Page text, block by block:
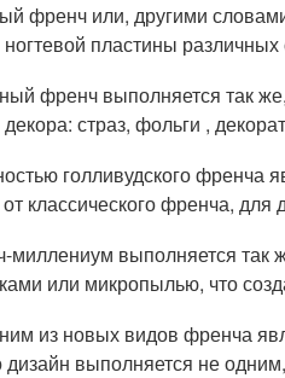
френч или, другими
пластины
френч выполняется так
страз, фольги ,
голливудского френча
классического френча,
миллениум выполняется так
или микропылью, что
из новых видов френча
дизайн выполняется не